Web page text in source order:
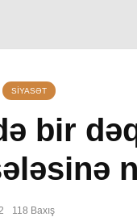
SIYASƏT
bir
118 Baxış
Qeyri-müsəlmanı
müsəlmana qisas